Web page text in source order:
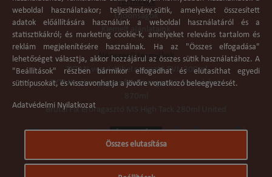
Termékek
Újdonságok
Kiemelt ajánlataink
Népszerű termékek
TYTAN vegyi dübel ragasztó EVI. 300ml
TYTAN vékonyágyas falazó ragasztó pisztolyhab
Brutál Fix erőragasztó MS High Tack 280ml United
weboldal használatakor; teljesítmény-sütik, amelyeket összesített
adatok előállítására használunk a weboldal használatáról és a
statisztikákról; és marketing cookie-k, amelyeket releváns tartalom és
reklám megjelenítésére használnak. Ha az "Összes elfogadása"
lehetőséget választja, akkor hozzájárul az összes sütik használatához. A
"Beállítások" részben bármikor elfogadhat és elutasíthat egyedi
sütitípusokat, és visszavonhatja a jövőre vonatkozó beleegyezését.
Adatvédelmi Nyilatkozat
Összes elutasítása